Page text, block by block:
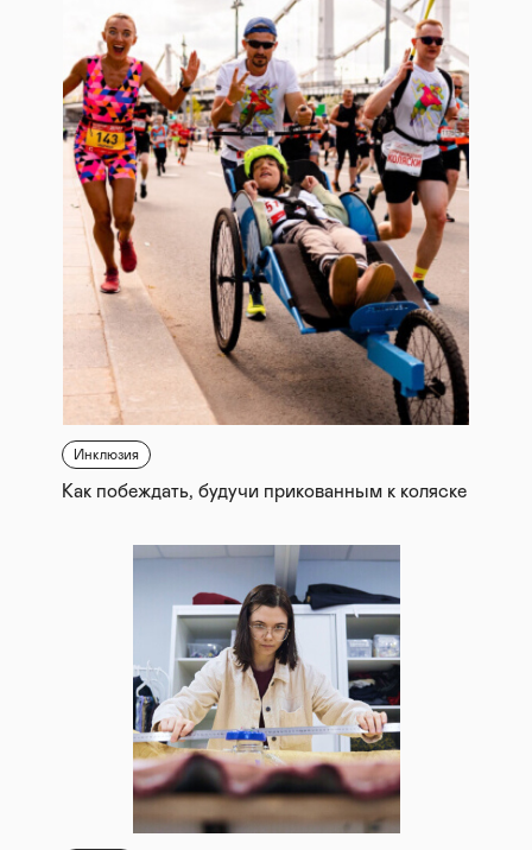
Инклюзия
Как побеждать, будучи прикованным к коляске